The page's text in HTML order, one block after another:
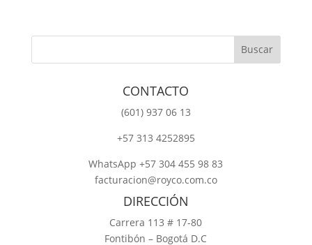
CONTACTO
‎(601) 937 06 13
‎+57 313 4252895
WhatsApp +57 304 455 98 83
facturacion@royco.com.co
DIRECCIÓN
Carrera 113 # 17-80
Fontibón – Bogotá D.C